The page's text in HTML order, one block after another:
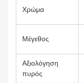
Χρώμα
Μέγεθος
Αξιολόγηση
πυρός